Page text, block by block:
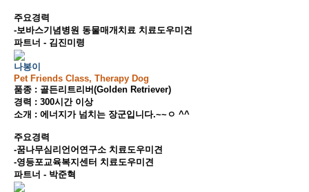
주요경력
-보바스기념병원 동물매개치료 치료도우미견
파트너 - 김진미령
나봉이
Pet Friends Class, Therapy Dog
품종 : 골든리트리버(Golden Retriever)
경력 : 300시간 이상
소개 : 에너지가 넘치는 장군입니다.~~ㅇ ^^
주요경력
-꿈나무심리언어연구소 치료도우미견
-영등포교육복지센터 치료도우미견
파트너 - 박준혁